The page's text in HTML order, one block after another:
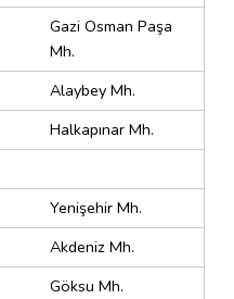
Gazi Osman Paşa
Mh.
Alaybey Mh.
Halkapınar Mh.
Yenişehir Mh.
Akdeniz Mh.
Göksu Mh.